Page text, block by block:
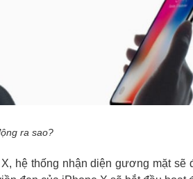
ra sao?
X, hệ thống nhận diện gương mặt sẽ